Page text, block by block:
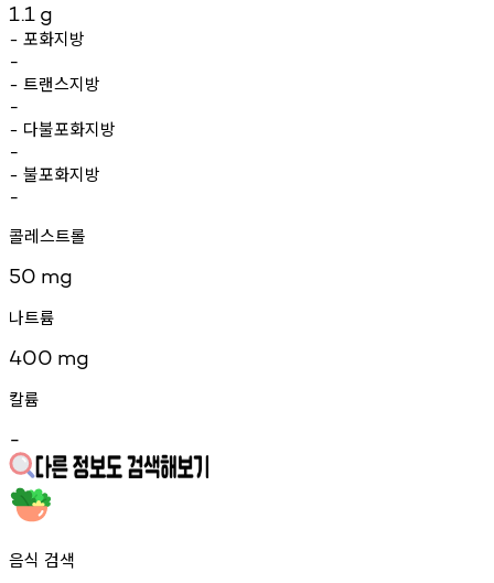
1.1 g
- 포화지방
-
- 트랜스지방
-
- 다불포화지방
-
- 불포화지방
-
콜레스트롤
50 mg
나트륨
400 mg
칼륨
-
음식 검색